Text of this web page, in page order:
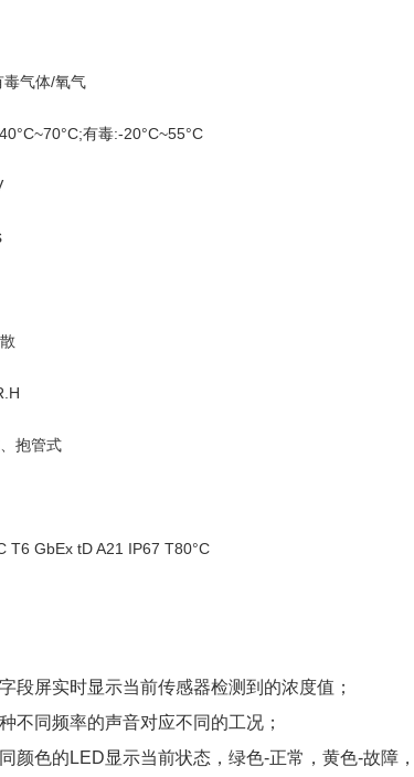
毒气体/氧气
有毒:-20°C~55°C
抱管式
T6 GbEx tD A21 IP67 T80°C
段屏实时显示当前传感器检测到的浓度值；
不同频率的声音对应不同的工况；
颜色的LED显示当前状态，绿色-正常，黄色-故障